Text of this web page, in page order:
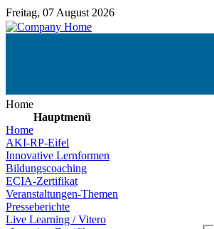
Freitag, 07 August 2026
Home
Hauptmenü
Home
AKI-RP-Eifel
Innovative Lernformen
Bildungscoaching
ECIA-Zertifikat
Veranstaltungen-Themen
Presseberichte
Live Learning / Vitero